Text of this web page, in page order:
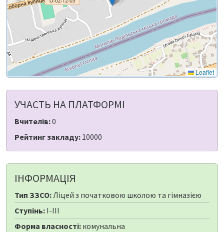
Leaflet
УЧАСТЬ НА ПЛАТФОРМІ
Вчителів:0
Рейтинг закладу: 10000
ІНФОРМАЦІЯ
Тип ЗЗСО:Ліцей з початковою школою та гімназією
Ступінь: I-III
Форма власності: комунальна